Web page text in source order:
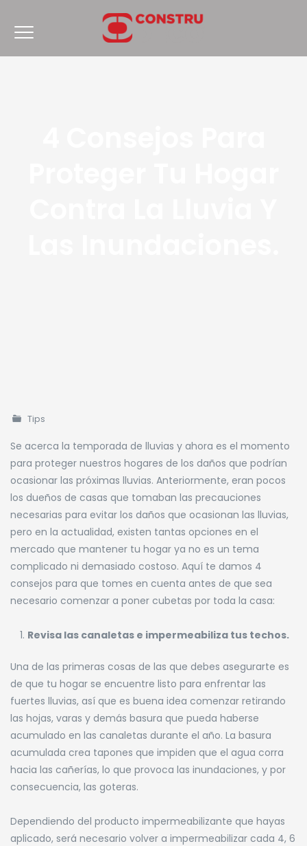
Tips
Se acerca la temporada de lluvias y ahora es el momento
para proteger nuestros hogares de los daños que podrían
ocasionar las próximas lluvias. Anteriormente, eran pocos
los dueños de casas que tomaban las precauciones
necesarias para evitar los daños que ocasionan las lluvias,
pero en la actualidad, existen tantas opciones en el
mercado que mantener tu hogar ya no es un tema
complicado ni demasiado costoso. Aquí te damos 4
consejos para que tomes en cuenta antes de que sea
necesario comenzar a poner cubetas por toda la casa:
Revisa las canaletas e impermeabiliza tus techos.
Una de las primeras cosas de las que debes asegurarte es
de que tu hogar se encuentre listo para enfrentar las
fuertes lluvias, así que es buena idea comenzar retirando
las hojas, varas y demás basura que pueda haberse
acumulado en las canaletas durante el año. La basura
acumulada crea tapones que impiden que el agua corra
hacia las cañerías, lo que provoca las inundaciones, y por
consecuencia, las goteras.
Dependiendo del producto impermeabilizante que hayas
aplicado, será necesario volver a impermeabilizar cada 4, 6